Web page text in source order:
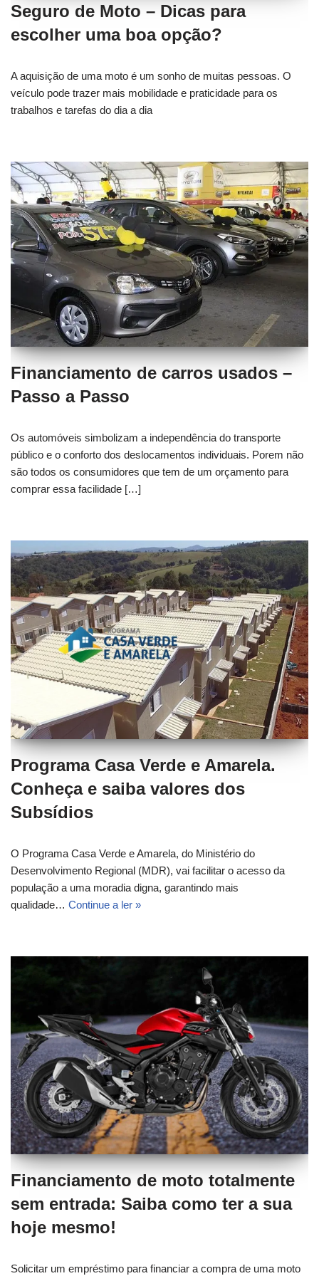
Seguro de Moto – Dicas para
escolher uma boa opção?
A aquisição de uma moto é um sonho de muitas pessoas. O
veículo pode trazer mais mobilidade e praticidade para os
trabalhos e tarefas do dia a dia
Financiamento de carros usados –
Passo a Passo
Os automóveis simbolizam a independência do transporte
público e o conforto dos deslocamentos individuais. Porem não
são todos os consumidores que tem de um orçamento para
comprar essa facilidade […]
Programa Casa Verde e Amarela.
Conheça e saiba valores dos
Subsídios
O Programa Casa Verde e Amarela, do Ministério do
Desenvolvimento Regional (MDR), vai facilitar o acesso da
população a uma moradia digna, garantindo mais
qualidade… Continue a ler »
Financiamento de moto totalmente
sem entrada: Saiba como ter a sua
hoje mesmo!
Solicitar um empréstimo para financiar a compra de uma moto